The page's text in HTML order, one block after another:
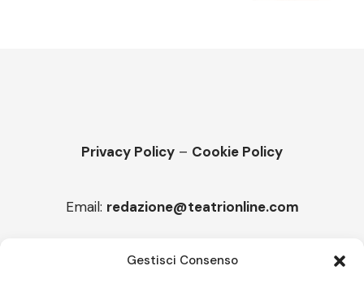
Gestisci Consenso
Privacy Policy – Cookie Policy
Email: redazione@teatrionline.com